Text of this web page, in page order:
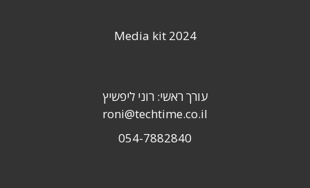
Media kit 2024
עורך ראשי: רוני ליפשיץ
roni@techtime.co.il
054-7882840